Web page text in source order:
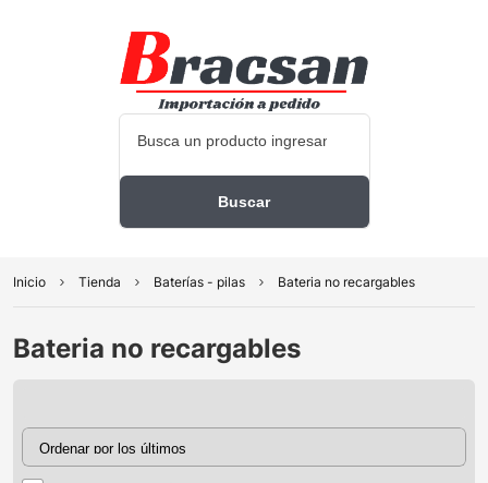
Inicio Tienda Baterías - pilas Bateria no recargables
Bateria no recargables